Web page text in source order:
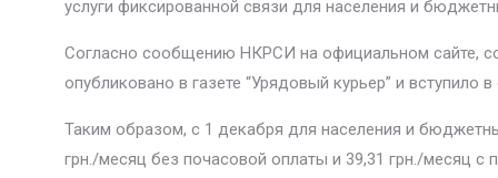
услуги фиксированной связи для населения и
Согласно сообщению НКРСИ на официальном сайте,
опубликовано в газете “Урядовый курьер” и вступило в
Таким образом, с 1 декабря для населения и
грн./месяц без почасовой оплаты и 39,31 грн./месяц с